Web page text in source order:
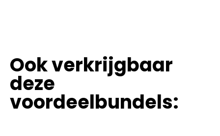
Ook verkrijgbaar
deze
voordeelbundels: